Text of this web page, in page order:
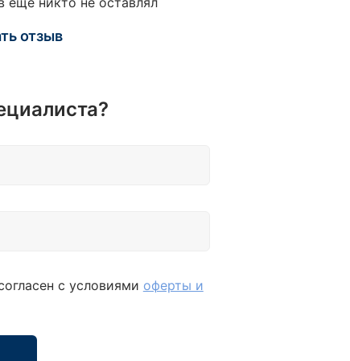
TORX Т7Н-Т8Н-Т9Н-Т10Н-Т15Н-Т20Н-
отверстием); SL (-) 4-5,5; PH (+) РН.1-РН.2-
(+) РZ.1-РZ.2-РZ.4 - Биты 25 мм 1/4": HEX
(с отверстием); SL (-) 4-5,5-7 - Биты
7-8-10-12-14 мм; Бита TORX Т40-Т45-
- Держатель бит 1/4"х1/4" (HEX) -
отзыв
с условиями оферты и